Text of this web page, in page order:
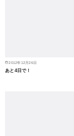
2012年12月26日
あと4日で！